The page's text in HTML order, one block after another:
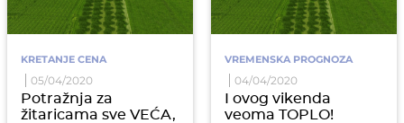
KRETANJE CENA
05/04/2020
Potražnja za
žitaricama sve VEĆA,
VREMENSKA PROGNOZA
04/04/2020
I ovog vikenda
veoma TOPLO!